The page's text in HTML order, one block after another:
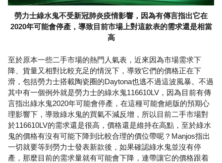
勞力士綠水鬼不受新冠肺炎疫情影響，因為有傳言指出它在
2020年可能會停產，導致目前市場上對這款表的需求還是相當
高
至於原本一些二手市場的熱門人氣表，近來因為市場需求下
降、貨量又相對比較充足的情況下，導致它們的價格正在下
滑，包括勞力士搭載陶瓷圈的Daytona也逃不過這波風暴。不過
其中有一個例外就是勞力士的綠水鬼116610LV，因為目前有傳
言指出綠水鬼2020年可能會停產，在這種可能會絕版的預期心
理影響下，導致綠水鬼的買氣不減反增，所以目前二手市場對
於116610LV的需求還是很高，價格還是維持在高點，至於綠水
鬼的價格有沒有可能下降到比較合理的價位帶呢？Manjos指出
一切就要等到勞力士發表新款後，如果確認綠水鬼並沒有停
產，那麼目前的需求量就有可能會下降，連帶讓它的價格跟着